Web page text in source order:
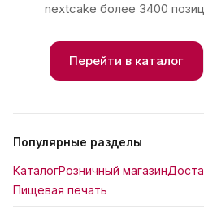
nextcake более 3400
Перейти в каталог
Популярные разделы
КаталогРозничный магазин
Пищевая печать